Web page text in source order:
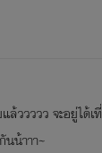
ล้ววววว จะอยู่ได้เที่
น้าาา~